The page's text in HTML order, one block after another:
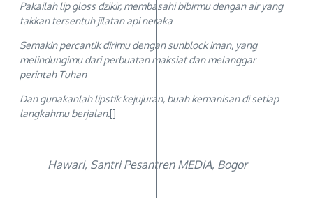
Pakailah lip gloss dzikir, membasahi bibirmu dengan air yang
takkan tersentuh jilatan api neraka
Semakin percantik dirimu dengan sunblock iman, yang
melindungimu dari perbuatan maksiat dan melanggar
perintah Tuhan
Dan gunakanlah lipstik kejujuran, buah kemanisan di setiap
langkahmu berjalan.[]
Hawari, Santri Pesantren MEDIA, Bogor